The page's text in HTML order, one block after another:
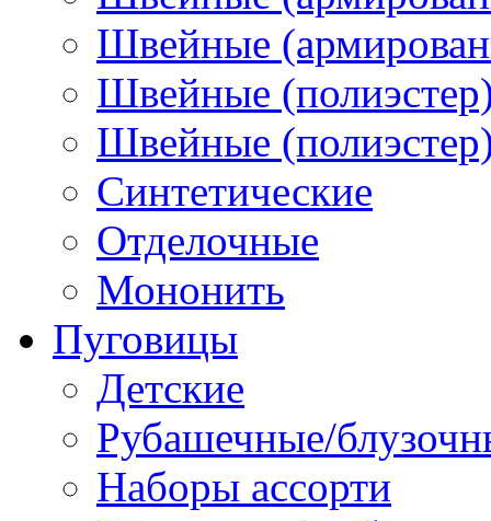
Швейные
Швейные
Швейные
Синтетические
Отделочные
Мононить
Пуговицы
Детские
Рубашечные/
Наборы ассорти